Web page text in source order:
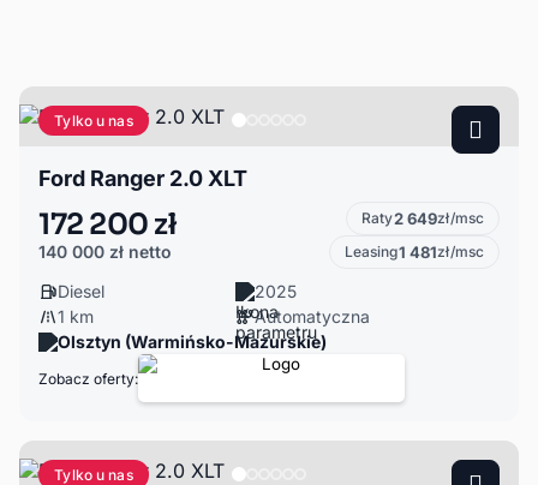
Tylko u nas
Ford Ranger 2.0 XLT
172 200 zł
140 000 zł netto
Raty2 649zł/msc
Leasing1 481zł/msc
Diesel
2025
1 km
Automatyczna
Olsztyn (Warmińsko-Mazurskie)
Zobacz oferty:
Tylko u nas